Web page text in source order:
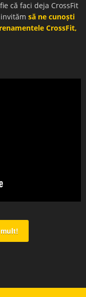
că faci deja CrossFit
să ne cunoști
CrossFit,